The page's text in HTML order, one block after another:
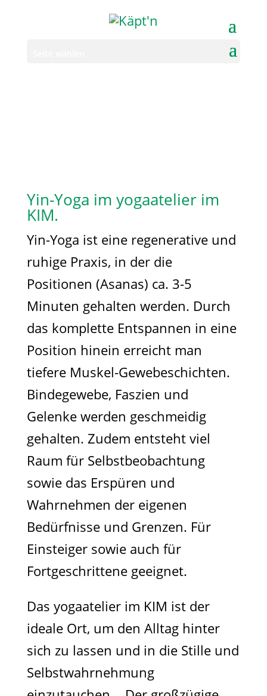
Yin-Yoga im yogaatelier im
KIM.
Yin-Yoga ist eine regenerative und
ruhige Praxis, in der die
Positionen (Asanas) ca. 3-5
Minuten gehalten werden. Durch
das komplette Entspannen in eine
Position hinein erreicht man
tiefere Muskel-Gewebeschichten.
Bindegewebe, Faszien und
Gelenke werden geschmeidig
gehalten. Zudem entsteht viel
Raum für Selbstbeobachtung
sowie das Erspüren und
Wahrnehmen der eigenen
Bedürfnisse und Grenzen. Für
Einsteiger sowie auch für
Fortgeschrittene geeignet.
Das yogaatelier im KIM ist der
ideale Ort, um den Alltag hinter
sich zu lassen und in die Stille und
Selbstwahrnehmung